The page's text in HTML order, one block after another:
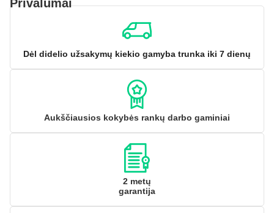
Privalumai
Dėl didelio užsakymų kiekio gamyba trunka iki 7 dienų
Aukščiausios kokybės rankų darbo gaminiai
2 metų
garantija